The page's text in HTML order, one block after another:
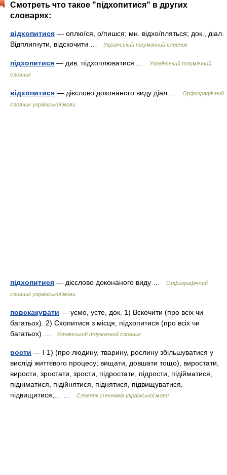
Смотреть что такое "підхопитися" в других
словарях:
відхопитися — оплю/ся, о/пишся; мн. відхо/пляться; док., діал.
Відплигнути, відскочити …
Український тлумачний словник
підхопитися — див. підхоплюватися …
Український тлумачний
словник
відхопитися — дієслово доконаного виду діал …
Орфографічний
словник української мови
підхопитися — дієслово доконаного виду …
Орфографічний
словник української мови
повскакувати — уємо, уєте, док. 1) Вскочити (про всіх чи
багатьох). 2) Схопитися з місця, підхопитися (про всіх чи
багатьох) …
Український тлумачний словник
рости — I 1) (про людину, тварину, рослину збільшуватися у
висліді життєвого процесу; вищати, довшати тощо), виростати,
вирости, зростати, зрости, підростати, підрости, підійматися,
підніматися, підійнятися, піднятися, підвищуватися,
підвищитися,… …
Словник синонімів української мови